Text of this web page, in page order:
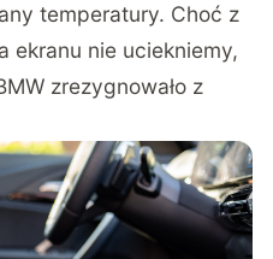
temperatury. Choć z
ekranu nie uciekniemy,
zrezygnowało z